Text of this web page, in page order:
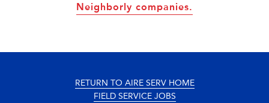
Neighborly companies.
RETURN TO AIRE SERV HOME
FIELD SERVICE JOBS